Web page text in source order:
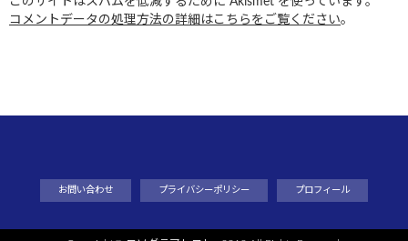
コメントデータの処理方法の詳細はこちらをご覧ください。
お問い合わせ プライバシーポリシー プロフィール